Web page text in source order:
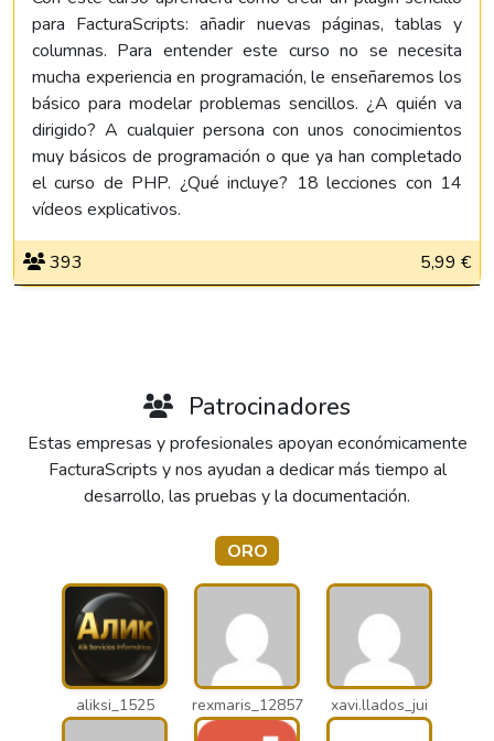
para FacturaScripts: añadir nuevas páginas, tablas y
columnas. Para entender este curso no se necesita
mucha experiencia en programación, le enseñaremos los
básico para modelar problemas sencillos. ¿A quién va
dirigido? A cualquier persona con unos conocimientos
muy básicos de programación o que ya han completado
el curso de PHP. ¿Qué incluye? 18 lecciones con 14
vídeos explicativos.
393 5,99 €
Patrocinadores
Estas empresas y profesionales apoyan económicamente
FacturaScripts y nos ayudan a dedicar más tiempo al
desarrollo, las pruebas y la documentación.
ORO
aliksi_1525 rexmaris_12857 xavi.llados_jui